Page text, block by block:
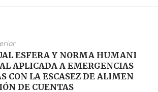
ESFERA Y NORMA HUMANI
APLICADA A EMERGENCIAS
CON LA ESCASEZ DE ALIMEN
DE CUENTAS